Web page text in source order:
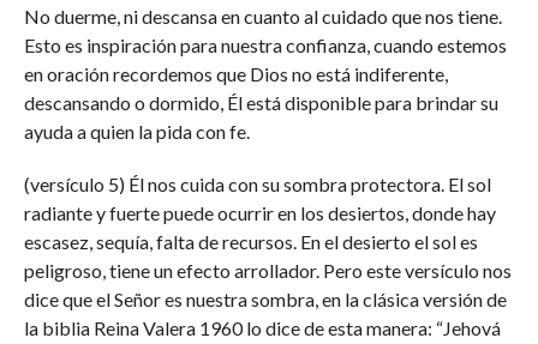
No duerme, ni descansa en cuanto al cuidado que nos tiene.
Esto es inspiración para nuestra confianza, cuando estemos
en oración recordemos que Dios no está indiferente,
descansando o dormido, Él está disponible para brindar su
ayuda a quien la pida con fe.
(versículo 5) Él nos cuida con su sombra protectora. El sol
radiante y fuerte puede ocurrir en los desiertos, donde hay
escasez, sequía, falta de recursos. En el desierto el sol es
peligroso, tiene un efecto arrollador. Pero este versículo nos
dice que el Señor es nuestra sombra, en la clásica versión de
la biblia Reina Valera 1960 lo dice de esta manera: “Jehová